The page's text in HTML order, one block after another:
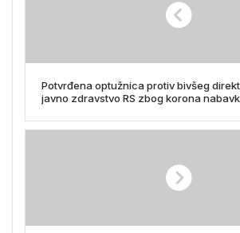
Potvrđena optužnica protiv bivšeg
javno zdravstvo RS zbog korona